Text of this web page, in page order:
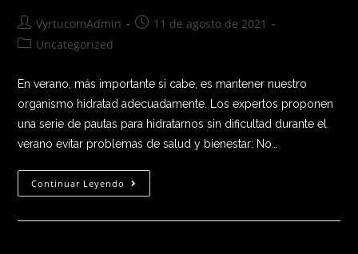
VyrtucomAdmin
11 de agosto de 2021
Uncategorized
En verano, más importante si cabe, es mantener nuestro
organismo hidratad adecuadamente. Los expertos proponen
una serie de pautas para hidratarnos sin dificultad durante el
verano evitar problemas de salud y bienestar: No…
Continuar Leyendo